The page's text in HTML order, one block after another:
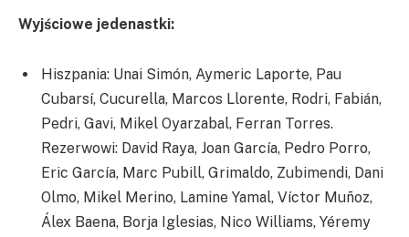
Wyjściowe jedenastki:
Hiszpania: Unai Simón, Aymeric Laporte, Pau
Cubarsí, Cucurella, Marcos Llorente, Rodri, Fabián,
Pedri, Gavi, Mikel Oyarzabal, Ferran Torres.
Rezerwowi: David Raya, Joan García, Pedro Porro,
Eric García, Marc Pubill, Grimaldo, Zubimendi, Dani
Olmo, Mikel Merino, Lamine Yamal, Víctor Muñoz,
Álex Baena, Borja Iglesias, Nico Williams, Yéremy